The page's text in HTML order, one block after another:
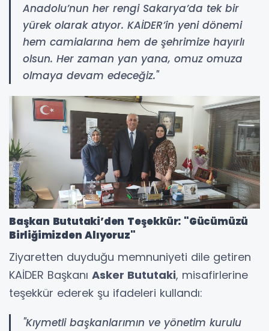
Anadolu’nun her rengi Sakarya’da tek bir
yürek olarak atıyor. KAİDER’in yeni dönemi
hem camialarına hem de şehrimize hayırlı
olsun. Her zaman yan yana, omuz omuza
olmaya devam edeceğiz."
Başkan Bututaki’den Teşekkür: "Gücümüzü
Birliğimizden Alıyoruz"
Ziyaretten duyduğu memnuniyeti dile getiren
KAİDER Başkanı Asker Bututaki, misafirlerine
teşekkür ederek şu ifadeleri kullandı:
"Kıymetli başkanlarımın ve yönetim kurulu